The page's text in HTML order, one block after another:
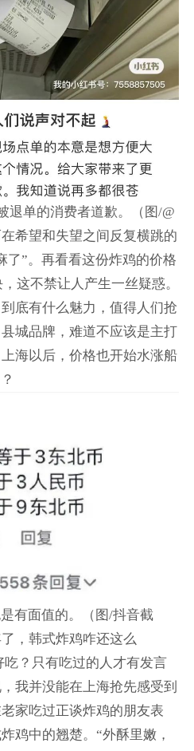
退单的消费者道歉。（图/@
希望和失望之间反复横跳的
了”。再看看这份炸鸡的价格
这不禁让人产生一丝疑惑。
底有什么魅力，值得人们抢
城品牌，难道不应该是主打
海以后，价格也开始水涨船
有面值的。（图/抖音截
，韩式炸鸡咋还这么
？只有吃过的人才有发言
我并没能在上海抢先感受到
家吃过正谈炸鸡的朋友表
鸡中的翘楚。“外酥里嫩，